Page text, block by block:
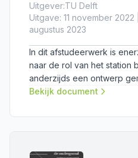
Uitgever:TU Delft
Uitgave: 11 november
augustus 2023
In dit afstudeerwerk is
naar de rol van het station
anderzijds een ontwerp
vernieuwde station
Bekijk document